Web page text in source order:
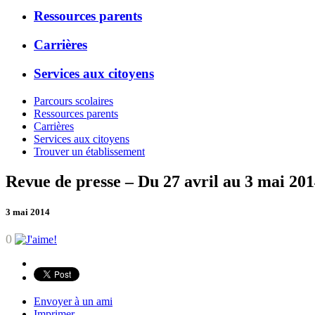
Ressources parents
Carrières
Services aux citoyens
Parcours scolaires
Ressources parents
Carrières
Services aux citoyens
Trouver un établissement
Revue de presse – Du 27 avril au 3 mai
3 mai 2014
0
Envoyer à un ami